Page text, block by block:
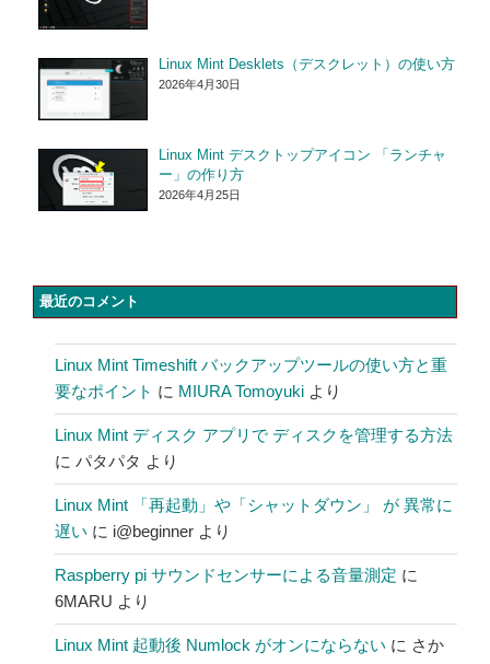
Linux Mint Desklets（デスクレット）の使い方
2026年4月30日
Linux Mint デスクトップアイコン 「ランチャ
ー」の作り方
2026年4月25日
最近のコメント
Linux Mint Timeshift バックアップツールの使い方と重
要なポイント に MIURA Tomoyuki より
Linux Mint ディスク アプリで ディスクを管理する方法
に パタパタ より
Linux Mint 「再起動」や「シャットダウン」 が 異常に
遅い に i@beginner より
Raspberry pi サウンドセンサーによる音量測定 に
6MARU より
Linux Mint 起動後 Numlock がオンにならない に さか